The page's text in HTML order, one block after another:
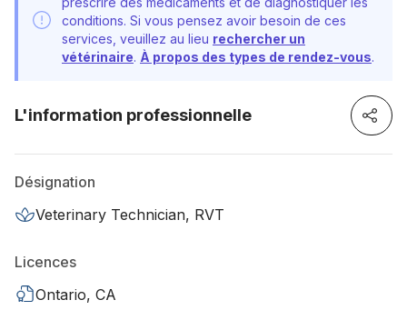
conditions. Si vous pensez avoir besoin de ces
services, veuillez au lieu rechercher un
vétérinaire. À propos des types de rendez-vous.
L'information professionnelle
Désignation
Veterinary Technician, RVT
Licences
Ontario, CA